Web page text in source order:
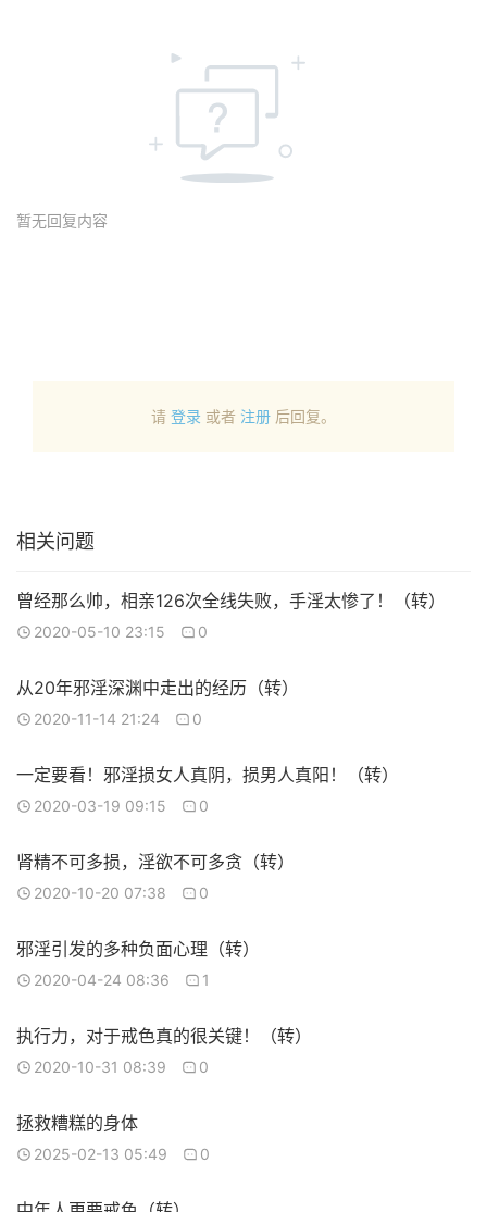
暂无回复内容
请 登录 或者 注册 后回复。
相关问题
曾经那么帅，相亲126次全线失败，手淫太惨了！（转）
2020-05-10 23:15 0
从20年邪淫深渊中走出的经历（转）
2020-11-14 21:24 0
一定要看！邪淫损女人真阴，损男人真阳！（转）
2020-03-19 09:15 0
肾精不可多损，淫欲不可多贪（转）
2020-10-20 07:38 0
邪淫引发的多种负面心理（转）
2020-04-24 08:36 1
执行力，对于戒色真的很关键！（转）
2020-10-31 08:39 0
拯救糟糕的身体
2025-02-13 05:49 0